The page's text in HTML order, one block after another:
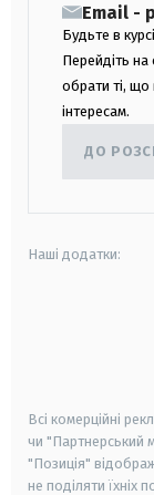
Email -
Будьте в
Перейдіть на
обрати ті,
інтересам.
ДО
Наші додатки:
Всі комерційні
чи "Партнерський
"Позиція"
не поділяти їхніх